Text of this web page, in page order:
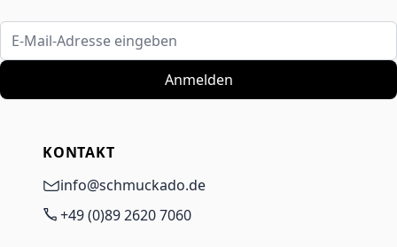
E-Mail-Adresse eingeben
Anmelden
KONTAKT
info@schmuckado.de
+49 (0)89 2620 7060